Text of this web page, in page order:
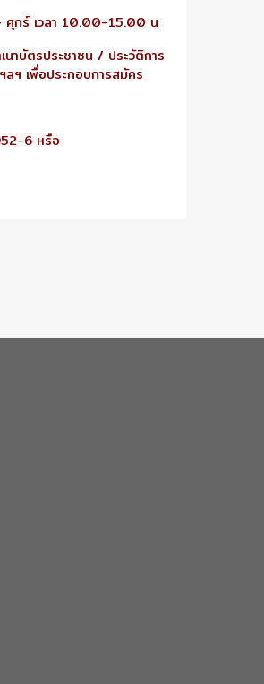
กร์ เวลา 10.00-15.00 น
าบัตรประชาชน / ประวัติการ
ฯ เพื่อประกอบการสมัคร
6 หรือ